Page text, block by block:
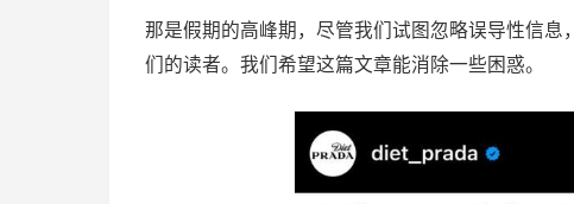
那是假期的高峰期，尽管我们试图忽略误导性信
们的读者。我们希望这篇文章能消除一些困惑。